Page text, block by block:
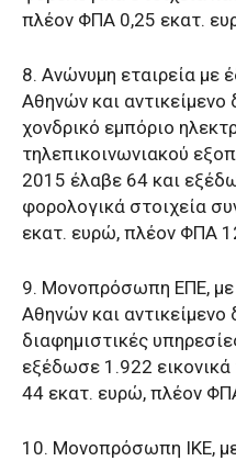
πλέον ΦΠΑ 0,25 εκατ.
8. Ανώνυμη εταιρεία με
Αθηνών και
χονδρικό εμπόριο
τηλεπικοινωνιακού
2015 έλαβε 64 και
φορολογικά στοιχεία
εκατ. ευρώ, πλέον ΦΠΑ
9. Μονοπρόσωπη ΕΠΕ, με
Αθηνών και αντικείμενο
διαφημιστικές
εξέδωσε 1.922 εικονικά
44 εκατ. ευρώ, πλέον
10. Μονοπρόσωπη ΙΚΕ,